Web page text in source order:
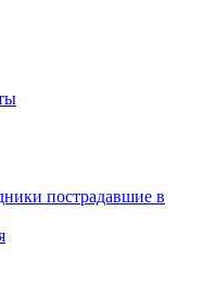
пострадавшие в